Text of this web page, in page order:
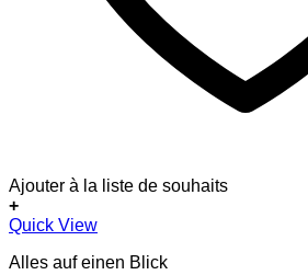
Ajouter à la liste de souhaits
+
Quick View
Alles auf einen Blick